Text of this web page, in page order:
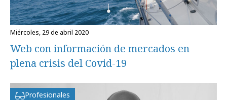
miércoles, 29 de abril 2020
Web con información de mercados en
plena crisis del Covid-19
Profesionales